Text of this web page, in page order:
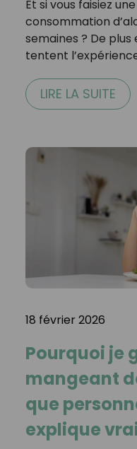
Et si vous faisiez
consommation
semaines ? De
tentent
LIRE LA SUITE
18 février 2026
Pourquoi je
mangeant
que
explique